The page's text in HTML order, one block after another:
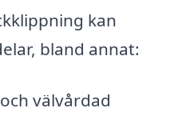
kan
bland annat:
välvårdad